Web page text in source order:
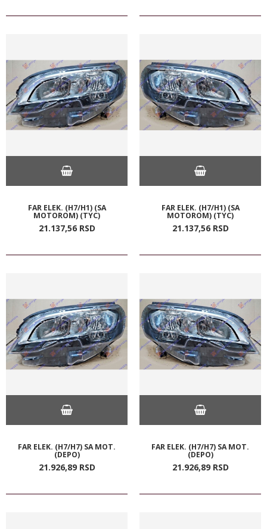
FAR ELEK. (H7/H1) (SA
MOTOROM) (TYC)
21.137,56 RSD
FAR ELEK. (H7/H1) (SA
MOTOROM) (TYC)
21.137,56 RSD
FAR ELEK. (H7/H7) SA MOT.
(DEPO)
21.926,89 RSD
FAR ELEK. (H7/H7) SA MOT.
(DEPO)
21.926,89 RSD